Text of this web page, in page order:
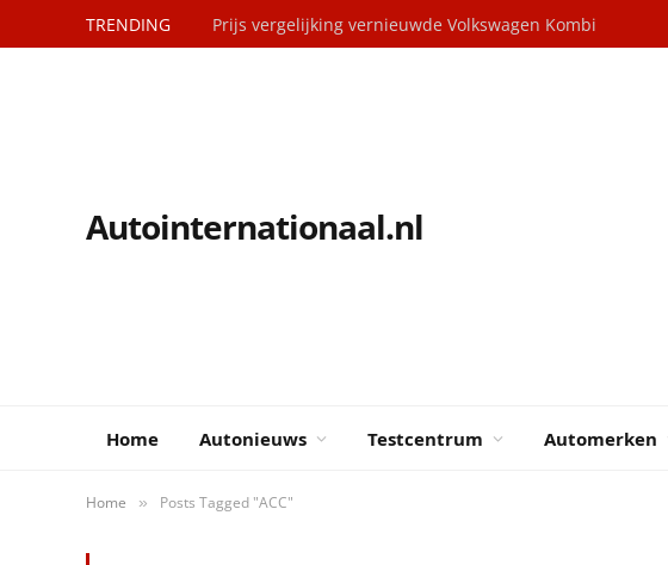
TRENDING Prijs vergelijking vernieuwde Volkswagen Kombi
Autointernationaal.nl
Home Autonieuws Testcentrum Automerken
Home » Posts Tagged "ACC"